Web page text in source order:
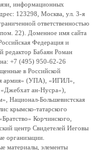
информационных
123298, Москва, ул. 3-я
ответственностью
22). Доменное имя сайта
Федерация и
редактор Бабаян Роман
+7 (495) 950-62-26
в Российской
армия» (УПА), «ИГИЛ»,
ан-Нусра»),
Национал-Большевистская
крымско-татарского
Корчинского,
центр Свидетелей Иеговы
организации.
материалы, элементы